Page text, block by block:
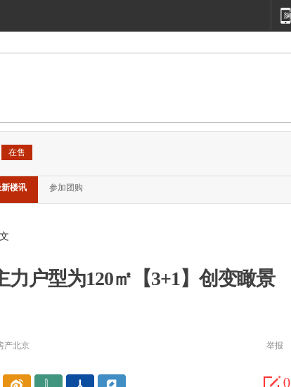
在售
楼讯 参加团购
力户型为120㎡【3+1】创变瞰景
产北京 举报
0